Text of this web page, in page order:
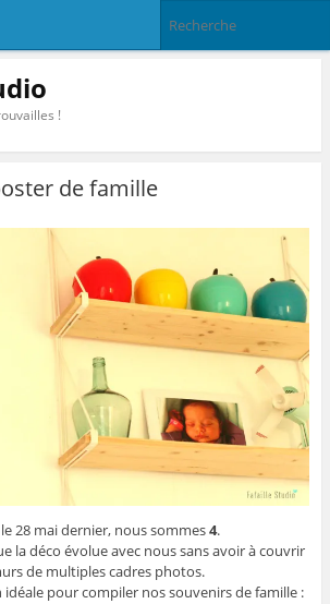
!
de famille
28 mai dernier, nous sommes4.
la déco évolue avec nous sans avoir à couvrir
de multiples cadres photos.
idéale pour compiler nos souvenirs de famille :